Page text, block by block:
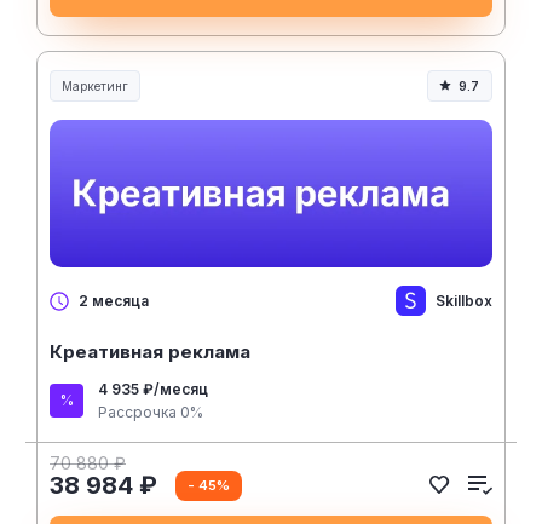
Маркетинг 9.7
2 месяца Skillbox
Креативная реклама
4 935 ₽/месяц
Рассрочка 0%
70 880 ₽
38 984 ₽ - 45%